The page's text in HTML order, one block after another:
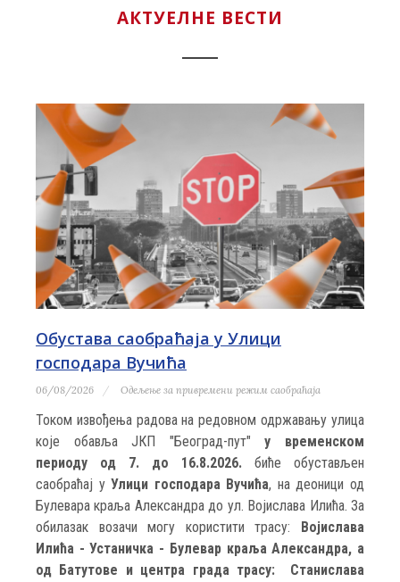
АКТУЕЛНЕ ВЕСТИ
Обустава саобраћаја у Улици
господара Вучића
06/08/2026 Одељење за привремени режим саобраћаја
Током извођења радова на редовном одржавању улица
које обавља ЈКП "Београд-пут"у временском
периоду од 7. до 16.8.2026. биће обустављен
саобраћај уУлици господара Вучића, на деоници од
Булевара краља Александра до ул. Војислава Илића. За
обилазак возачи могу користити трасу: Војислава
Илића - Устаничка - Булевар краља Александра, а
од Батутове и центра града трасу: Станислава